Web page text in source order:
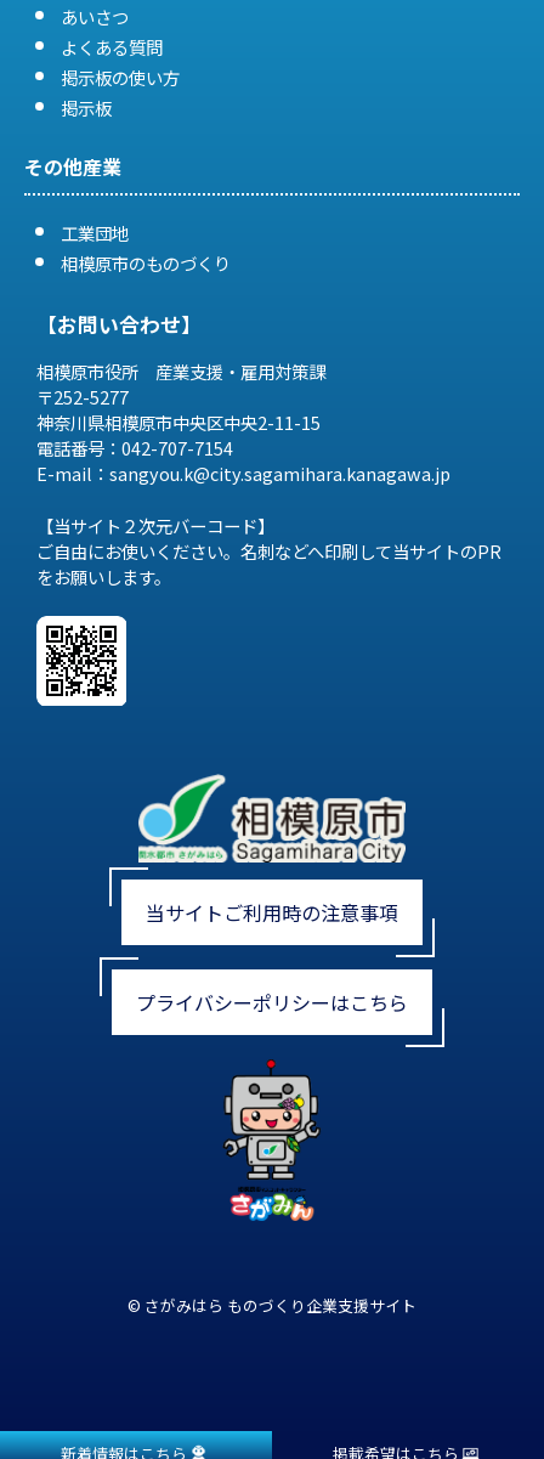
あいさつ
よくある質問
掲示板の使い方
掲示板
その他産業
工業団地
相模原市のものづくり
【お問い合わせ】
相模原市役所 産業支援・雇用対策課
〒252-5277
神奈川県相模原市中央区中央2-11-15
電話番号：042-707-7154
E-mail：sangyou.k@city.sagamihara.kanagawa.jp
【当サイト２次元バーコード】
ご自由にお使いください。名刺などへ印刷して当サイトのPR
をお願いします。
当サイトご利用時の注意事項
プライバシーポリシーはこちら
© さがみはら ものづくり企業支援サイト
新着情報はこちら 掲載希望はこちら